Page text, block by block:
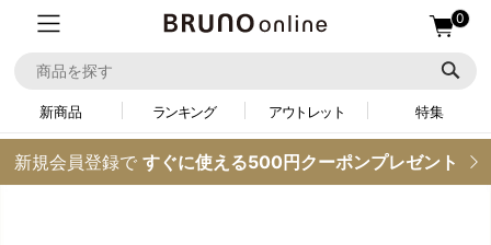
0
新商品 ランキング アウトレット 特集
新規会員登録で すぐに使える500円クーポンプレゼント